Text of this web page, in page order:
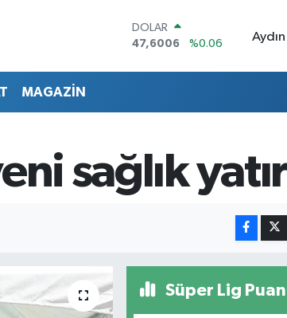
DOLAR
47,6006
%0.06
BİST100
13.799
%70
BITCOIN
Aydın
MAGAZİN
sağlık
Süper Lig